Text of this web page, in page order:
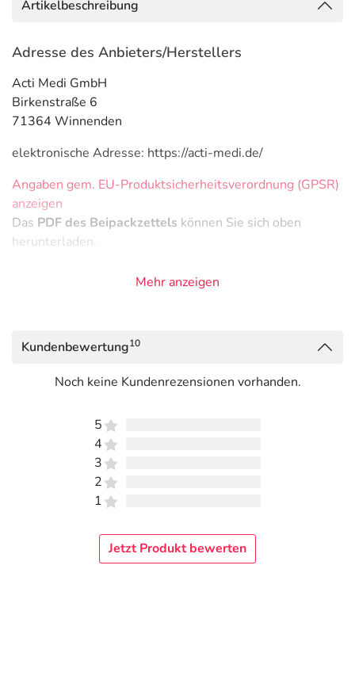
Artikelbeschreibung
Adresse des Anbieters/Herstellers
Acti Medi GmbH
Birkenstraße 6
71364 Winnenden
elektronische Adresse: https://acti-medi.de/
Angaben gem. EU-Produktsicherheitsverordnung (GPSR)
anzeigen
Das PDF des Beipackzettels können Sie sich oben
herunterladen.
Mehr anzeigen
Kundenbewertung10
Noch keine Kundenrezensionen vorhanden.
5
4
3
2
1
Jetzt Produkt bewerten